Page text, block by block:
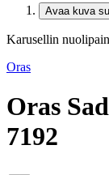
Avaa kuva
Karusellin
Oras
Oras
7192